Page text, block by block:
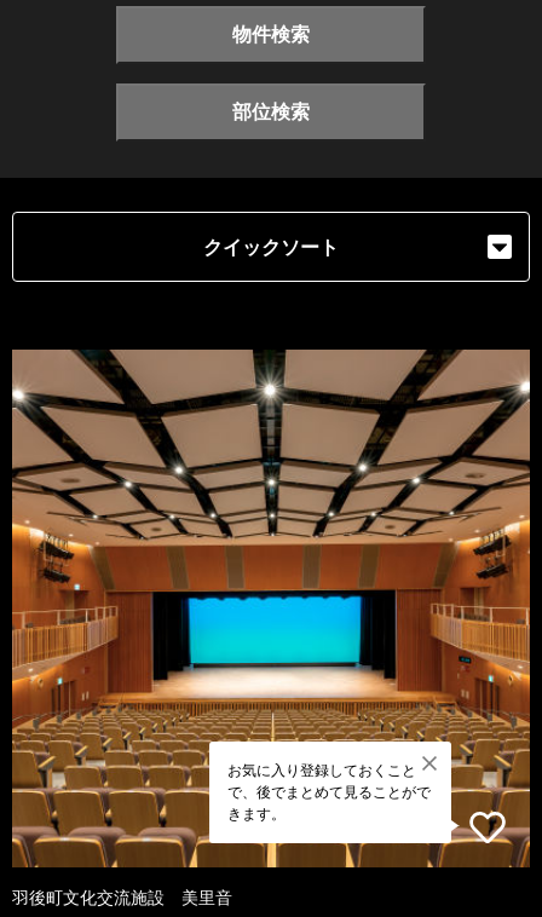
物件検索
部位検索
クイックソート
お気に入り登録しておくこと
で、後でまとめて見ることがで
きます。
羽後町文化交流施設 美里音